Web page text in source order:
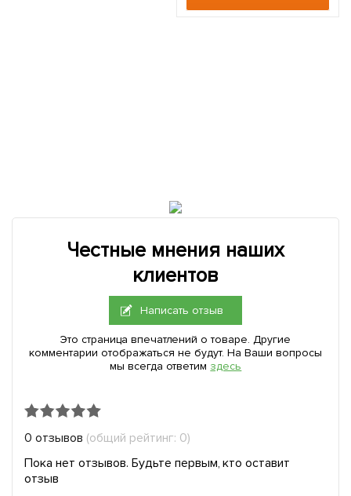
Честные мнения наших
клиентов
Написать отзыв
Это страница впечатлений о товаре. Другие
комментарии отображаться не будут. На Ваши вопросы
мы всегда ответим здесь
0 отзывов (общий рейтинг: 0)
Пока нет отзывов. Будьте первым, кто оставит
отзыв